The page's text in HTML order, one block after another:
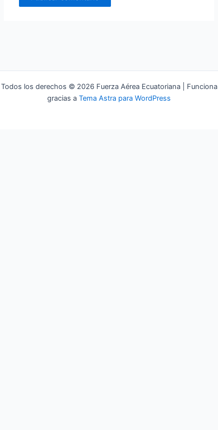
Todos los derechos © 2026 Fuerza Aérea Ecuatoriana | Funciona
gracias a Tema Astra para WordPress